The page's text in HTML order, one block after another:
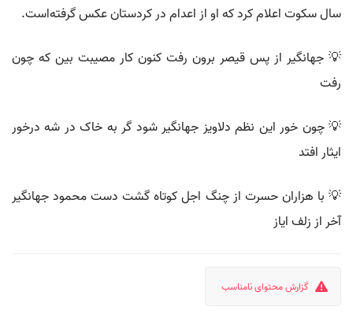
سال سکوت اعلام کرد که او از اعدام در کردستان عکس گرفته‌است.
💡 جهانگیر از پس قیصر برون رفت کنون کار مصیبت بین که چون
رفت
💡 چون خور این نظم دلاویز جهانگیر شود گر به خاک در شه درخور
ایثار افتد
💡 با هزاران حسرت از چنگ اجل کوتاه گشت دست محمود جهانگیر
آخر از زلف ایاز
گزارش محتوای نامناسب